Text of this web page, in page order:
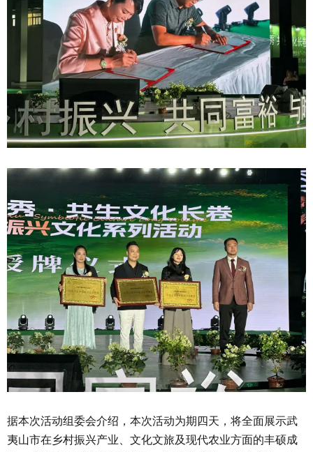
据本次活动组委会介绍，本次活动为期四天，将全面展示武
夷山市在乡村振兴产业、文化文旅及现代农业方面的丰硕成